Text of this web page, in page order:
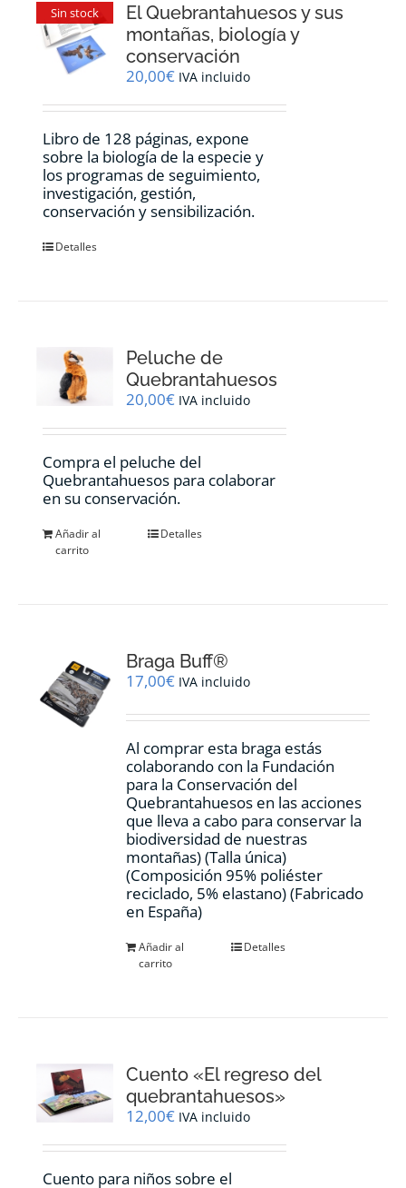
Sin stock
El Quebrantahuesos y sus
montañas, biología y
conservación
20,00€ IVA incluido
Libro de 128 páginas, expone
sobre la biología de la especie y
los programas de seguimiento,
investigación, gestión,
conservación y sensibilización.
Detalles
Peluche de
Quebrantahuesos
20,00€ IVA incluido
Compra el peluche del
Quebrantahuesos para colaborar
en su conservación.
Añadir al
carrito
Detalles
Braga Buff®
17,00€ IVA incluido
Al comprar esta braga estás
colaborando con la Fundación
para la Conservación del
Quebrantahuesos en las acciones
que lleva a cabo para conservar la
biodiversidad de nuestras
montañas) (Talla única)
(Composición 95% poliéster
reciclado, 5% elastano) (Fabricado
en España)
Añadir al
carrito
Detalles
Cuento «El regreso del
quebrantahuesos»
12,00€ IVA incluido
Cuento para niños sobre el